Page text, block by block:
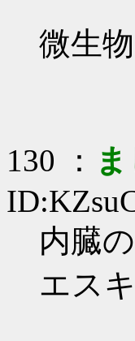
微生
130 ：
内臓
エス